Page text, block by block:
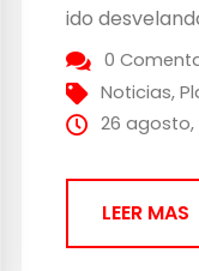
ido
nuevos
prepara
novedades que
0
Noticias,
26 agosto,
LEER MAS